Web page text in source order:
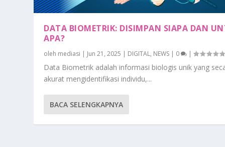
DATA BIOMETRIK: DISIMPAN SIAPA DAN
APA?
oleh mediasi | Jun 21, 2025 | DIGITAL, NEWS | 0 |
Data Biometrik adalah informasi biologis unik yang
akurat mengidentifikasi individu,...
BACA SELENGKAPNYA